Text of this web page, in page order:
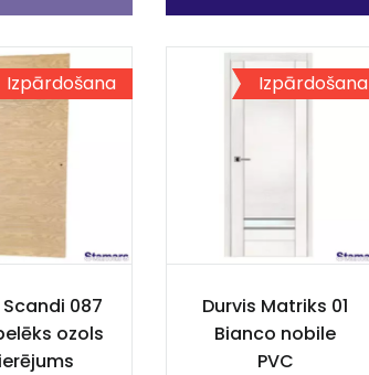
Izpārdošana
Scandi 087
ozols
Izpārdošana
Durvis Matriks 01
Bianco nobile
PVC